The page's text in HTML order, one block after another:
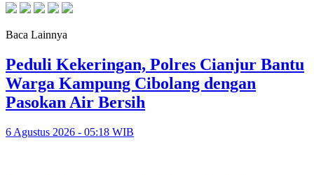
Baca Lainnya
Peduli Kekeringan, Polres Cianjur Bantu
Warga Kampung Cibolang dengan
Pasokan Air Bersih
6 Agustus 2026 - 05:18 WIB